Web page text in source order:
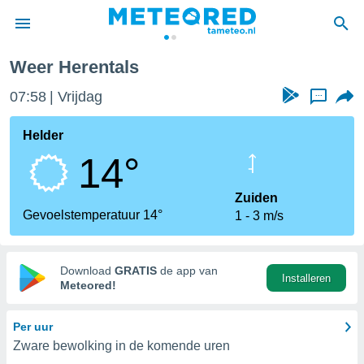
door
verstrekte
hoge
hebt de
voor
op basis
Weer Herentals
07:58 Vrijdag ...
Helder
14°
Gevoelstemperatuur 14°
Zuiden
1
3 m/s
Download GRATIS de app van
Meteored!
Installeren
Per uur
Zware bewolking in de komende uren